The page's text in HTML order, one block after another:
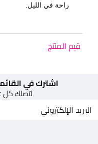
راحة في الليل.
قيم المنتج
اشترك في
لتصلك كل